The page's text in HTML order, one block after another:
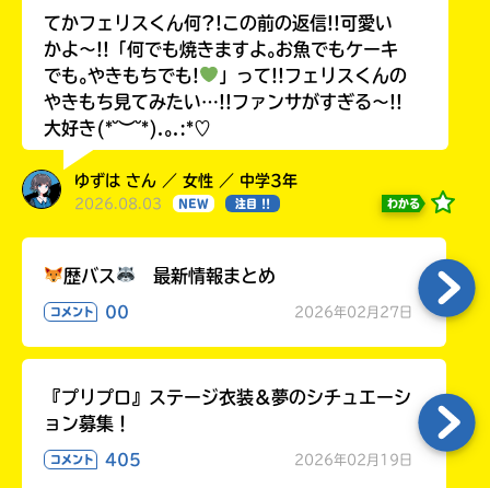
てかフェリスくん何?!この前の返信!!可愛い
かよ〜!!「何でも焼きますよ｡お魚でもケーキ
でも｡やきもちでも!
」って!!フェリスくんの
やきもち見てみたい…!!ファンサがすぎる〜!!
大好き(*˘︶˘*).｡.:*♡
ゆずは さん ／ 女性 ／ 中学3年
2026.08.03 NEW 注目 !! わかる
歴バス 最新情報まとめ
コメント 00 2026年02月27日
『プリプロ』ステージ衣装＆夢のシチュエーシ
ョン募集！
コメント 405 2026年02月19日